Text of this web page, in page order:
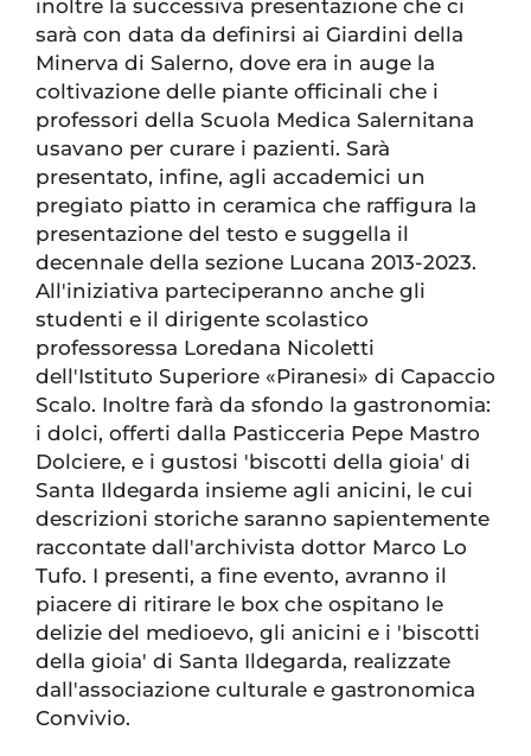
inoltre la successiva presentazione che ci
sarà con data da definirsi ai Giardini della
Minerva di Salerno, dove era in auge la
coltivazione delle piante officinali che i
professori della Scuola Medica Salernitana
usavano per curare i pazienti. Sarà
presentato, infine, agli accademici un
pregiato piatto in ceramica che raffigura la
presentazione del testo e suggella il
decennale della sezione Lucana 2013-2023.
All'iniziativa parteciperanno anche gli
studenti e il dirigente scolastico
professoressa Loredana Nicoletti
dell'Istituto Superiore «Piranesi» di Capaccio
Scalo. Inoltre farà da sfondo la gastronomia:
i dolci, offerti dalla Pasticceria Pepe Mastro
Dolciere, e i gustosi 'biscotti della gioia' di
Santa Ildegarda insieme agli anicini, le cui
descrizioni storiche saranno sapientemente
raccontate dall'archivista dottor Marco Lo
Tufo. I presenti, a fine evento, avranno il
piacere di ritirare le box che ospitano le
delizie del medioevo, gli anicini e i 'biscotti
della gioia' di Santa Ildegarda, realizzate
dall'associazione culturale e gastronomica
Convivio.